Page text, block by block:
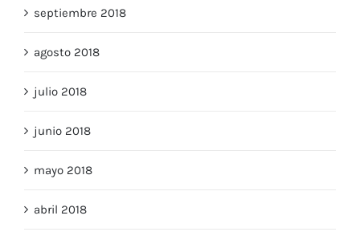
septiembre 2018
agosto 2018
julio 2018
junio 2018
mayo 2018
abril 2018